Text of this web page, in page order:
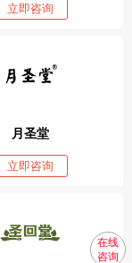
立即咨询
月圣堂
立即咨询
在线
咨询